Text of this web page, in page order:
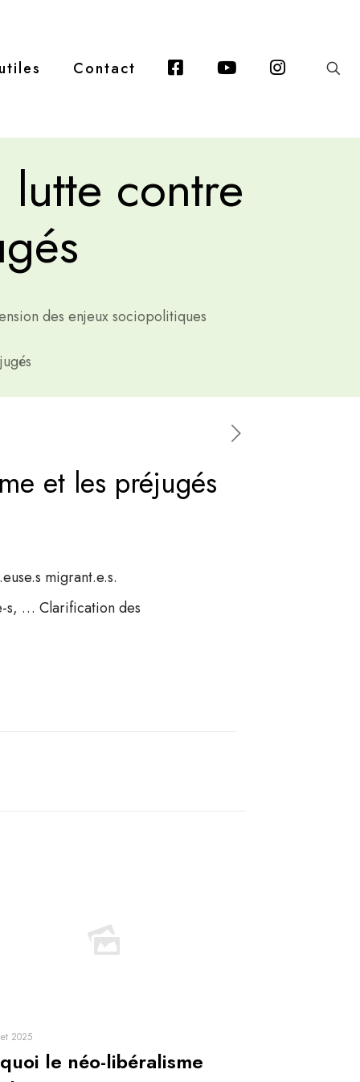
Contact FacebookYoutube
lutte contre
des enjeux sociopolitiques
et les préjugés
migrant.e.s.
s, … Clarification des
2025
le néo-libéralisme